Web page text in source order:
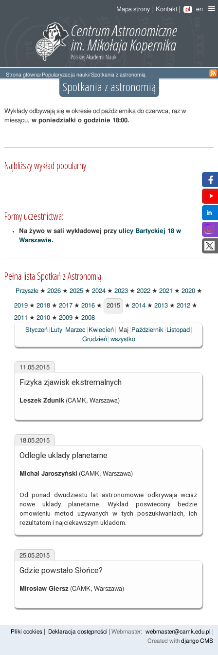
Mapa strony Kontakt pl en
Strona główna/ Popularyzacja nauki/Spotkania z astronomią
Spotkania z astronomią
Wykłady odbywają się w okresie od października do czerwca, raz w
miesącu, w poniedziałki o godzinie 18:00.
Najbliższy wykład popularny
Formy uczestnictwa:
Na żywo w sali wykładowej przy ulicy Bartyckiej 18 w
Warszawie.
Pełna lista Spotkań z Astronomią
Przyszłe ★ 2026 ★ 2025 ★ 2024 ★ 2023 ★ 2022 ★ 2021 ★ 2020 ★
2019 ★ 2018 ★ 2017 ★ 2016 ★
2015
2015 ★ 2014 ★ 2013 ★ 2012 ★
2011 ★ 2010 ★ 2009 ★ 2008
Styczeń
Luty Marzec Kwiecień Wybrane
Maj Październik
Listopad
Grudzień wszystko
11.05.2015
Fizyka zjawisk ekstremalnych
Leszek Zdunik(CAMK, Warszawa)
18.05.2015
Odlegle uklady planetarne
Michał Jaroszyński (CAMK, Warszawa)
Od ponad dwudziestu lat astronomowie odkrywaja wciaz
nowe uklady planetarne. Wyklad poswiecony bedzie
omowieniu metod uzywanych w tych poszukiwaniach, ich
rezultatom i najciekawszym ukladom.
25.05.2015
Gdzie powstało Słońce?
Mirosław Giersz(CAMK, Warszawa)
Pliki cookies Deklaracja dostępności Webmaster:
webmaster@camk.edu.pl
Created with django CMS